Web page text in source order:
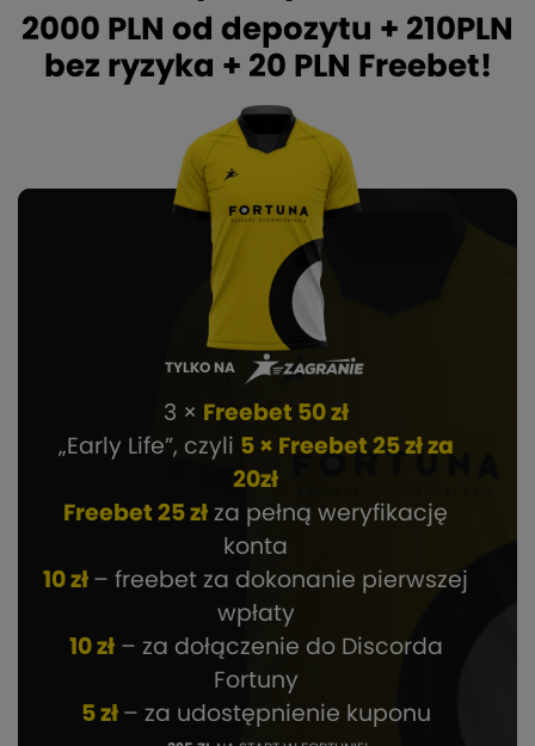
2000 PLN od depozytu + 210PLN
bez ryzyka + 20 PLN Freebet!
TYLKO NA
3 × Freebet 50 zł
„Early Life”, czyli 5 × Freebet 25 zł za
20zł
Freebet 25 zł za pełną weryfikację
konta
10 zł – freebet za dokonanie pierwszej
wpłaty
10 zł– za dołączenie do Discorda
Fortuny
5 zł – za udostępnienie kuponu